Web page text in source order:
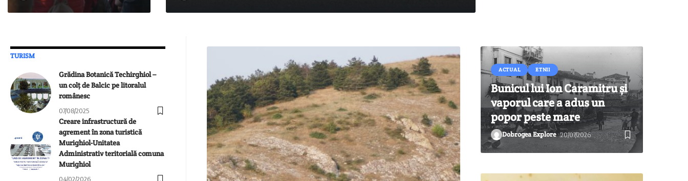
TURISM
Grădina Botanică Techirghiol –
un colț de Balcic pe litoralul
românesc
07/08/2025
Creare infrastructură de
agrement în zona turistică
Murighiol-Unitatea
Administrativ teritorială comuna
Murighiol
04/02/2026
ACTUAL ETNII
Bunicul lui Ion Caramitru și
vaporul care a adus un
popor peste mare
Dobrogea Explore 20/07/2026